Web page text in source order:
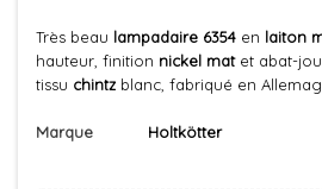
Très beau lampadaire 6354 en laiton
hauteur, finition nickel matet abat-
tissu chintz blanc, fabriqué en
Marque Holtkötter